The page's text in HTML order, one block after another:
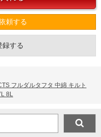
頼する
録する
フルダルタフタ 中綿 キルト
8L